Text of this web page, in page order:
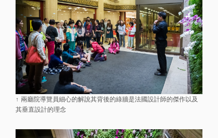
↑ 兩廳院導覽員細心的解說其背後的綠牆是法國設計師的傑作以及
其垂直設計的理念